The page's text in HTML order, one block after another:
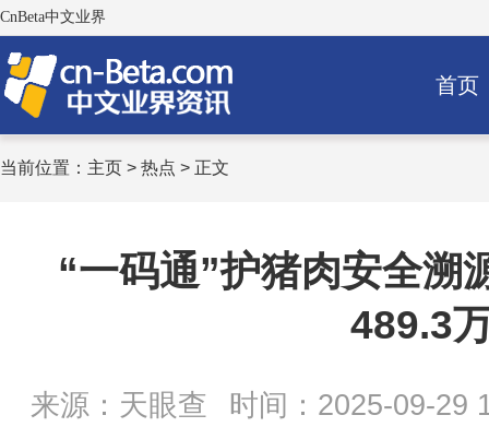
CnBeta中文业界
首页
当前位置： 主页 > 热点 > 正文
“一码通”护猪肉安全溯
489.3
来源：天眼查
时间：2025-09-29